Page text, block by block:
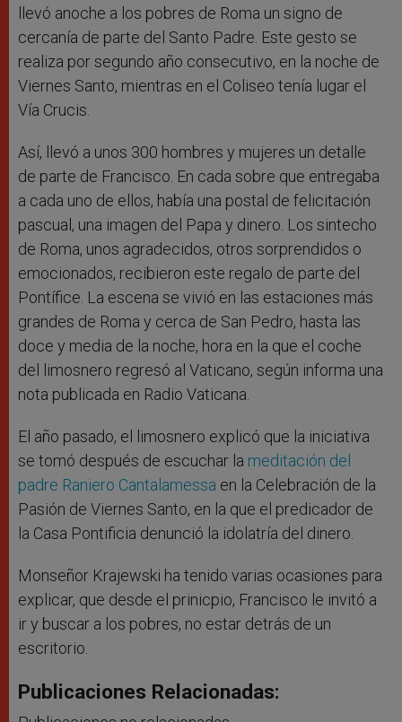
llevó anoche a los pobres de Roma un signo de
cercanía de parte del Santo Padre. Este gesto se
realiza por segundo año consecutivo, en la noche de
Viernes Santo, mientras en el Coliseo tenía lugar el
Vía Crucis.
Así, llevó a unos 300 hombres y mujeres un detalle
de parte de Francisco. En cada sobre que entregaba
a cada uno de ellos, había una postal de felicitación
pascual, una imagen del Papa y dinero. Los sintecho
de Roma, unos agradecidos, otros sorprendidos o
emocionados, recibieron este regalo de parte del
Pontífice. La escena se vivió en las estaciones más
grandes de Roma y cerca de San Pedro, hasta las
doce y media de la noche, hora en la que el coche
del limosnero regresó al Vaticano, según informa una
nota publicada en Radio Vaticana.
El año pasado, el limosnero explicó que la iniciativa
se tomó después de escuchar la meditación del
padre Raniero Cantalamessa en la Celebración de la
Pasión de Viernes Santo, en la que el predicador de
la Casa Pontificia denunció la idolatría del dinero.
Monseñor Krajewski ha tenido varias ocasiones para
explicar, que desde el prinicpio, Francisco le invitó a
ir y buscar a los pobres, no estar detrás de un
escritorio.
Publicaciones Relacionadas: